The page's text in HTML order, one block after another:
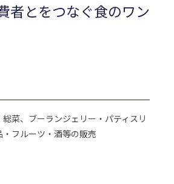
者とをつなぐ食のワン
菜、ブーランジェリー・パティスリ
フルーツ・酒等の販売